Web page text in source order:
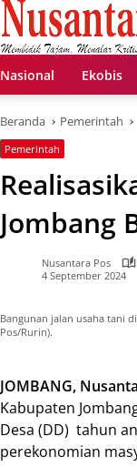
Nasional Ekobis
Beranda Pemerintah
Pemerintah
Jombang
Nusantara Pos
4 September 2024
Bangunan jalan usaha tani
Pos/Rurin).
JOMBANG,
Kabupaten
Desa (DD) tahun
perekonomian